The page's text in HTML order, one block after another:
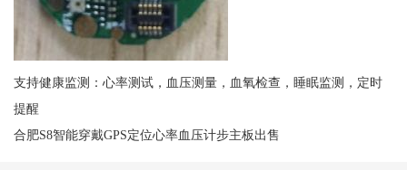
支持健康监测：心率测试，血压测量，血氧检查，睡眠监测，定时
提醒
合肥S8智能穿戴GPS定位心率血压计步主板出售